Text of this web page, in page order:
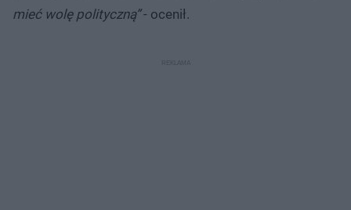
mieć wolę polityczną”- ocenił.